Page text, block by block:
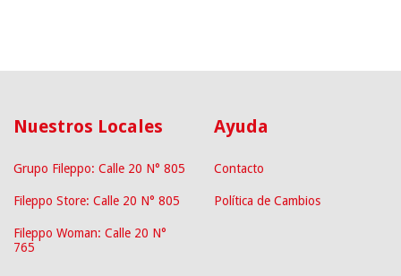
Nuestros Locales
Grupo Fileppo: Calle 20 N° 805
Fileppo Store: Calle 20 N° 805
Fileppo Woman: Calle 20 N°
765
Ayuda
Contacto
Política de Cambios